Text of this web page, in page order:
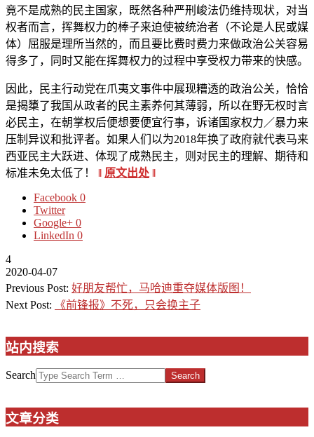
竟不是成熟的民主国家，既然各种严刑峻法仍维持现状，对当
权者而言，挥舞权力的棒子来迫使被统治者（不论是人民或媒
体）屈服是理所当然的，而且要比费时费力来做政治公关容易
得多了，同时又能在挥舞权力的过程中享受权力带来的快感。
因此，民主行动党在爪夷文事件中展现糟透的政治公关，恰恰
是揭橥了我国从政者的民主素养何其薄弱，所以在野无权时言
必民主，在朝掌权后便想要便宜行事，诉诸国家权力／暴力来
压制异议和批评者。如果人们以为2018年换了政府就代表马来
西亚民主大跃进、体现了成熟民主，则对民主的理解、期待和
标准未免太低了！ ‖ 原文出处 ‖
Facebook 0
Twitter
Google+ 0
LinkedIn 0
4
2020-04-07
Previous Post: 好朋友帮忙，马哈迪重夺媒体版图！
Next Post:
《前锋报》不死，只会换主子
站内搜索
Search
文章分类